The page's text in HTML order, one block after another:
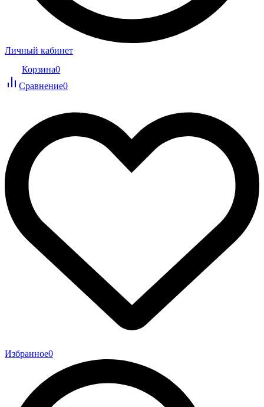
Личный кабинет
Корзина0
Сравнение0
Избранное0